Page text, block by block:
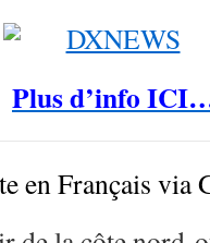
Plus d’info
en Français via